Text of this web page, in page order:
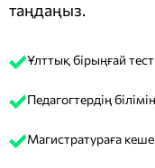
таңдаңыз.
Ұлттық бірыңғай
Педагогтердің
Магистратураға